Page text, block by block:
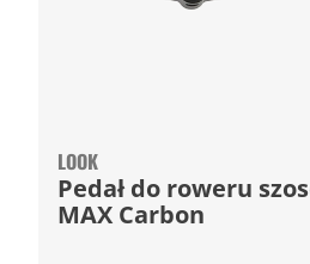
LOOK
Pedał do roweru
MAX Carbon